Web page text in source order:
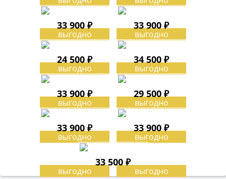
33 900 ₽ 33 900 ₽
24 500 ₽ 34 500 ₽
33 900 ₽ 29 500 ₽
33 900 ₽ 33 900 ₽
33 500 ₽